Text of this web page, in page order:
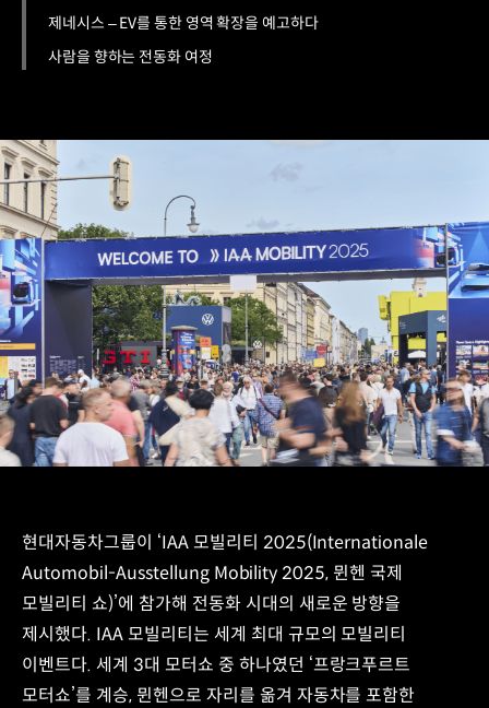
제네시스 – EV를 통한 영역 확장을 예고하다
사람을 향하는 전동화 여정
현대자동차그룹이 ‘IAA 모빌리티 2025(Internationale
Automobil-Ausstellung Mobility 2025, 뮌헨 국제
모빌리티 쇼)’에 참가해 전동화 시대의 새로운 방향을
제시했다. IAA 모빌리티는 세계 최대 규모의 모빌리티
이벤트다. 세계 3대 모터쇼 중 하나였던 ‘프랑크푸르트
모터쇼’를 계승, 뮌헨으로 자리를 옮겨 자동차를 포함한